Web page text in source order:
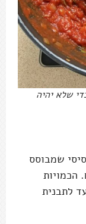
שלא יהיה
שמבוסס
הכמויות
לתבנית